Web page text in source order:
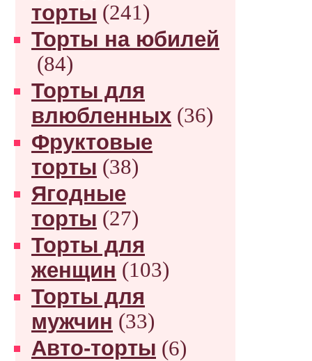
торты (241)
Торты на юбилей
(84)
Торты для
влюбленных (36)
Фруктовые
торты (38)
Ягодные
торты (27)
Торты для
женщин (103)
Торты для
мужчин (33)
Авто-торты (6)